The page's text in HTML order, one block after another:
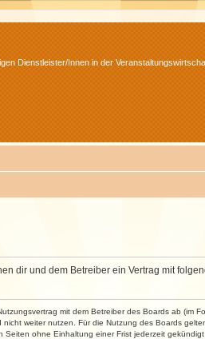
Dienstleister/Innen in der
dir und dem Betreiber ein Vertrag mit
mit dem Betreiber des Boards ab
weiter nutzen. Für die Nutzung des Boards
ohne Einhaltung einer Frist jederzeit gekündigt